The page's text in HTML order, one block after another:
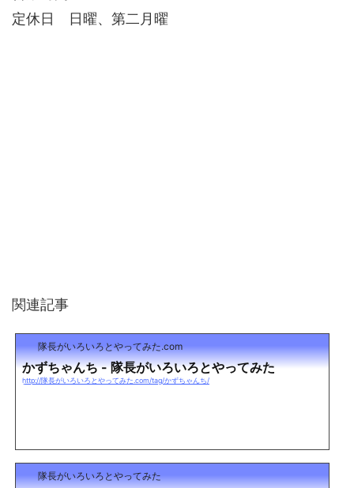
定休日 日曜、第二月曜
関連記事
隊長がいろいろとやってみた.com
かずちゃんち - 隊長がいろいろとやってみた
http://隊長がいろいろとやってみた.com/tag/かずちゃんち/
隊長がいろいろとやってみた